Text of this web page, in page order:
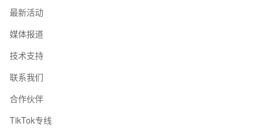
最新活动
媒体报道
技术支持
联系我们
合作伙伴
TikTok专线